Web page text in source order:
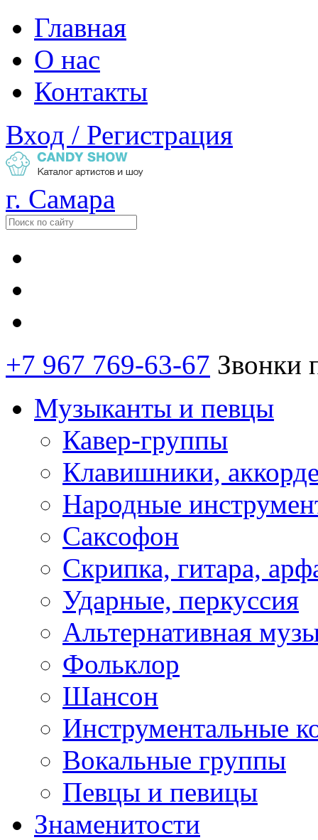
Главная
О нас
Контакты
Вход / Регистрация
г. Самара
+7 967 769-63-67 Звонки
Музыканты и певцы
Кавер-группы
Клавишники,
Народные
Саксофон
Скрипка, гитара,
Ударные, перкуссия
Альтернативная
Фольклор
Шансон
Инструментальные
Вокальные группы
Певцы и певицы
Знаменитости